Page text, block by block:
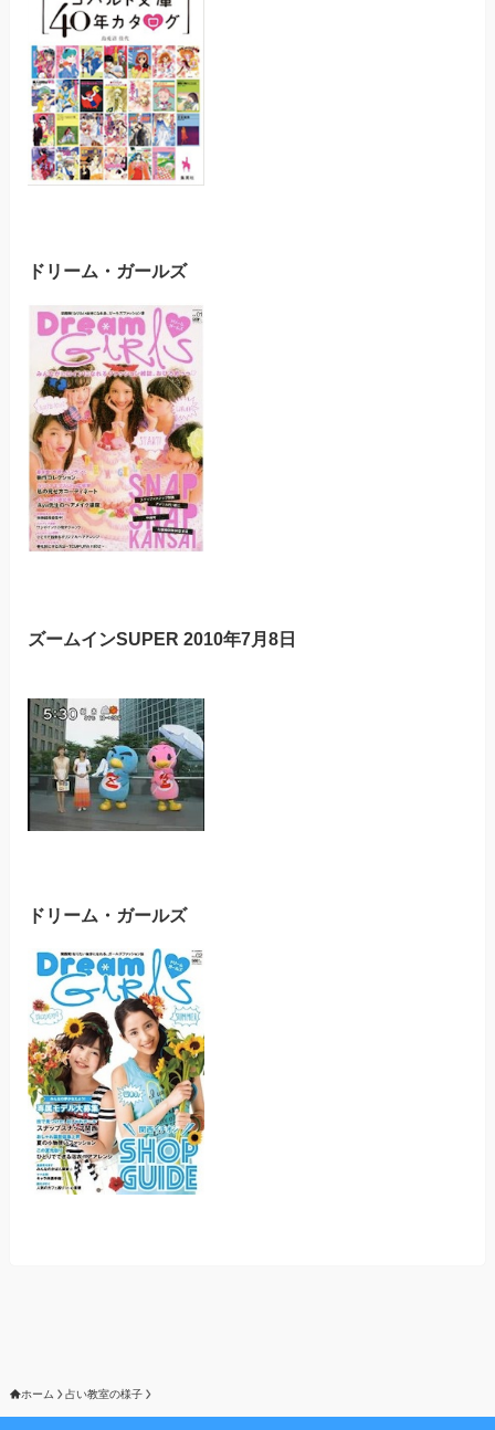
ドリーム・ガールズ
ズームインSUPER 2010年7月8日
ドリーム・ガールズ
ホーム 占い教室の様子